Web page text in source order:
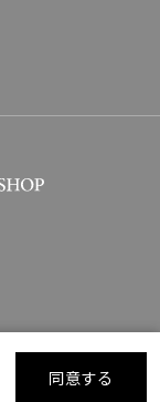
同意する